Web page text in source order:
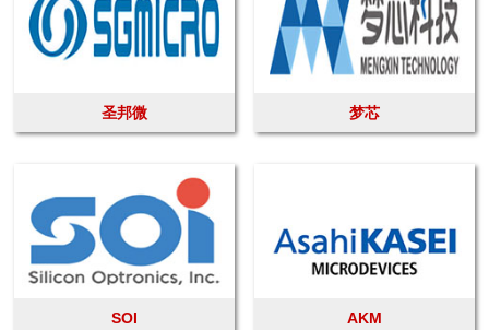
圣邦微 梦芯
SOI AKM